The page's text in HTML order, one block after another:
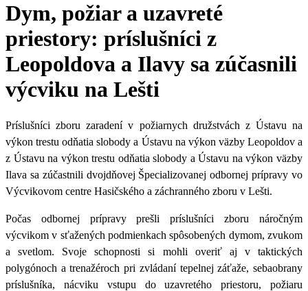
Dym, požiar a uzavreté
priestory: príslušníci z
Leopoldova a Ilavy sa zúčasnili
výcviku na Lešti
Príslušníci zboru zaradení v požiarnych družstvách z Ústavu na
výkon trestu odňatia slobody a Ústavu na výkon väzby Leopoldov a
z Ústavu na výkon trestu odňatia slobody a Ústavu na výkon väzby
Ilava sa zúčastnili dvojdňovej Špecializovanej odbornej prípravy vo
Výcvikovom centre Hasičského a záchranného zboru v Lešti.
Počas odbornej prípravy prešli príslušníci zboru náročným
výcvikom v sťažených podmienkach spôsobených dymom, zvukom
a svetlom. Svoje schopnosti si mohli overiť aj v taktických
polygónoch a trenažéroch pri zvládaní tepelnej záťaže, sebaobrany
príslušníka, nácviku vstupu do uzavretého priestoru, požiaru